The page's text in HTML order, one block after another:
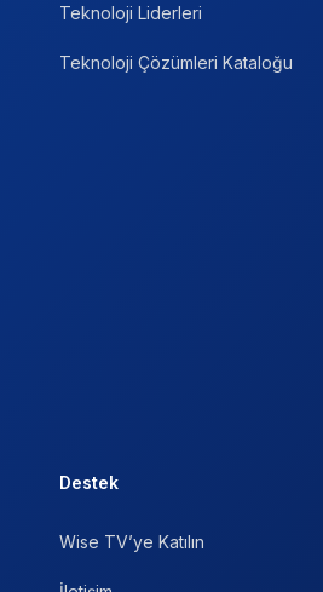
Teknoloji Liderleri
Teknoloji Çözümleri Kataloğu
Destek
Wise TV’ye Katılın